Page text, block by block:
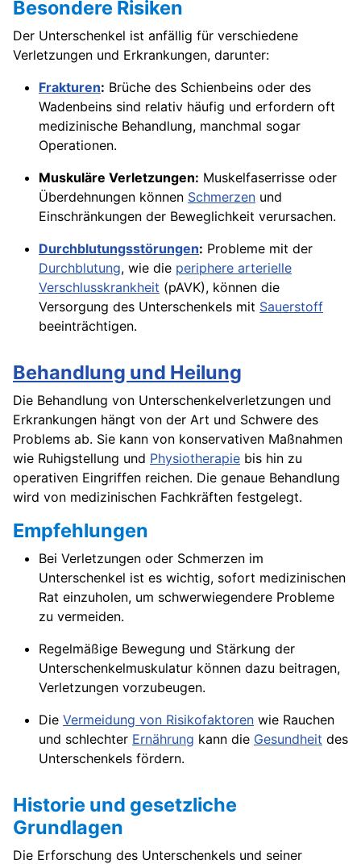
Besondere Risiken
Der Unterschenkel ist anfällig für verschiedene
Verletzungen und Erkrankungen, darunter:
Frakturen: Brüche des Schienbeins oder des
Wadenbeins sind relativ häufig und erfordern oft
medizinische Behandlung, manchmal sogar
Operationen.
Muskuläre Verletzungen: Muskelfaserrisse oder
Überdehnungen können Schmerzen und
Einschränkungen der Beweglichkeit verursachen.
Durchblutungsstörungen: Probleme mit der
Durchblutung, wie die periphere arterielle
Verschlusskrankheit (pAVK), können die
Versorgung des Unterschenkels mit Sauerstoff
beeinträchtigen.
Behandlung und Heilung
Die Behandlung von Unterschenkelverletzungen und
Erkrankungen hängt von der Art und Schwere des
Problems ab. Sie kann von konservativen Maßnahmen
wie Ruhigstellung und Physiotherapie bis hin zu
operativen Eingriffen reichen. Die genaue Behandlung
wird von medizinischen Fachkräften festgelegt.
Empfehlungen
Bei Verletzungen oder Schmerzen im
Unterschenkel ist es wichtig, sofort medizinischen
Rat einzuholen, um schwerwiegendere Probleme
zu vermeiden.
Regelmäßige Bewegung und Stärkung der
Unterschenkelmuskulatur können dazu beitragen,
Verletzungen vorzubeugen.
Die Vermeidung von Risikofaktoren wie Rauchen
und schlechter Ernährung kann die Gesundheit des
Unterschenkels fördern.
Historie und gesetzliche
Grundlagen
Die Erforschung des Unterschenkels und seiner